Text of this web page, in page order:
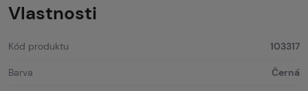
Vlastnosti
Kód produktu 103317
Barva Černá